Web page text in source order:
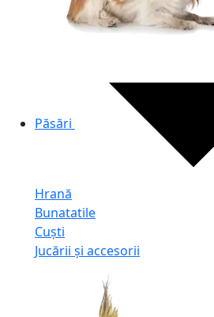
Păsări
Hrană
Bunatatile
Cuști
Jucării și accesorii